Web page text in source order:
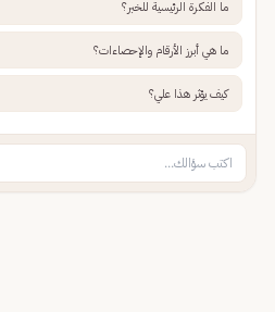
ما الفكرة الرئيسية للخبر؟
ما هي أبرز الأرقام والإحصاءات؟
كيف يؤثر هذا علي؟